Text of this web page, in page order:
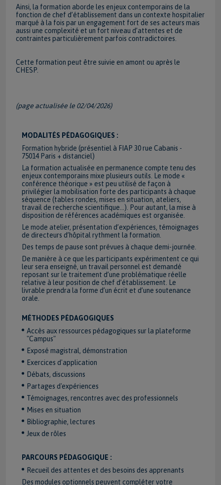
Ainsi, la formation aborde les enjeux contemporains de la
fonction de chef d’établissement dans un contexte hospitalier
marqué à la fois par un engagement fort de ses acteurs mais
aussi une complexité et un fort niveau d’attentes et de
contraintes particulièrement parfois contradictoires.
Cette formation peut être suivie en amont ou après le
CHESP.
(page actualisée le 02/04/2026)
MODALITÉS PÉDAGOGIQUES :
Formation hybride (présentiel à FIAP 30 rue Cabanis -
75014 Paris + distanciel)
La formation actualisée en permanence compte tenu des
enjeux contemporains mixe plusieurs outils. Le mode «
conférence théorique » est peu utilisé de façon à
privilégier la mobilisation forte des participants à chaque
séquence (tables rondes, mises en situation, ateliers,
travail de recherche scientifique…). Pour autant, la mise à
disposition de références académiques est organisée.
Le mode atelier, présentation d’expériences, témoignages
de directeurs d’hôpital rythment la formation.
Des temps de pause sont prévues à chaque demi-journée.
De manière à ce que les participants expérimentent ce qui
leur sera enseigné, un travail personnel est demandé
reposant sur le traitement d’une problématique réelle
relative à leur position de chef d’établissement. Le
livrable prendra la forme d’un écrit et d’une soutenance
orale.
MÉTHODES PÉDAGOGIQUES
Accès aux ressources pédagogiques sur la plateforme
"Campus"
Exposé magistral, démonstration
Exercices d'application
Débats, discussions
Partages d'expériences
Témoignages, rencontres avec des professionnels
Mises en situation
Bibliographie, lectures
Jeux de rôles
PARCOURS PÉDAGOGIQUE :
Recueil des attentes et des besoins des apprenants
Des modules optionnels peuvent compléter votre